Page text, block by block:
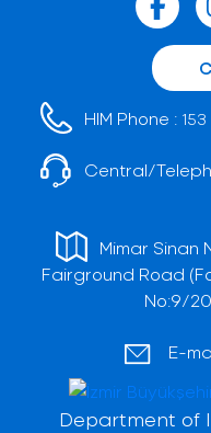
HIM Phone : 153
Central/
Mimar Sinan
Fairground Road
No:9/
E-
Department of